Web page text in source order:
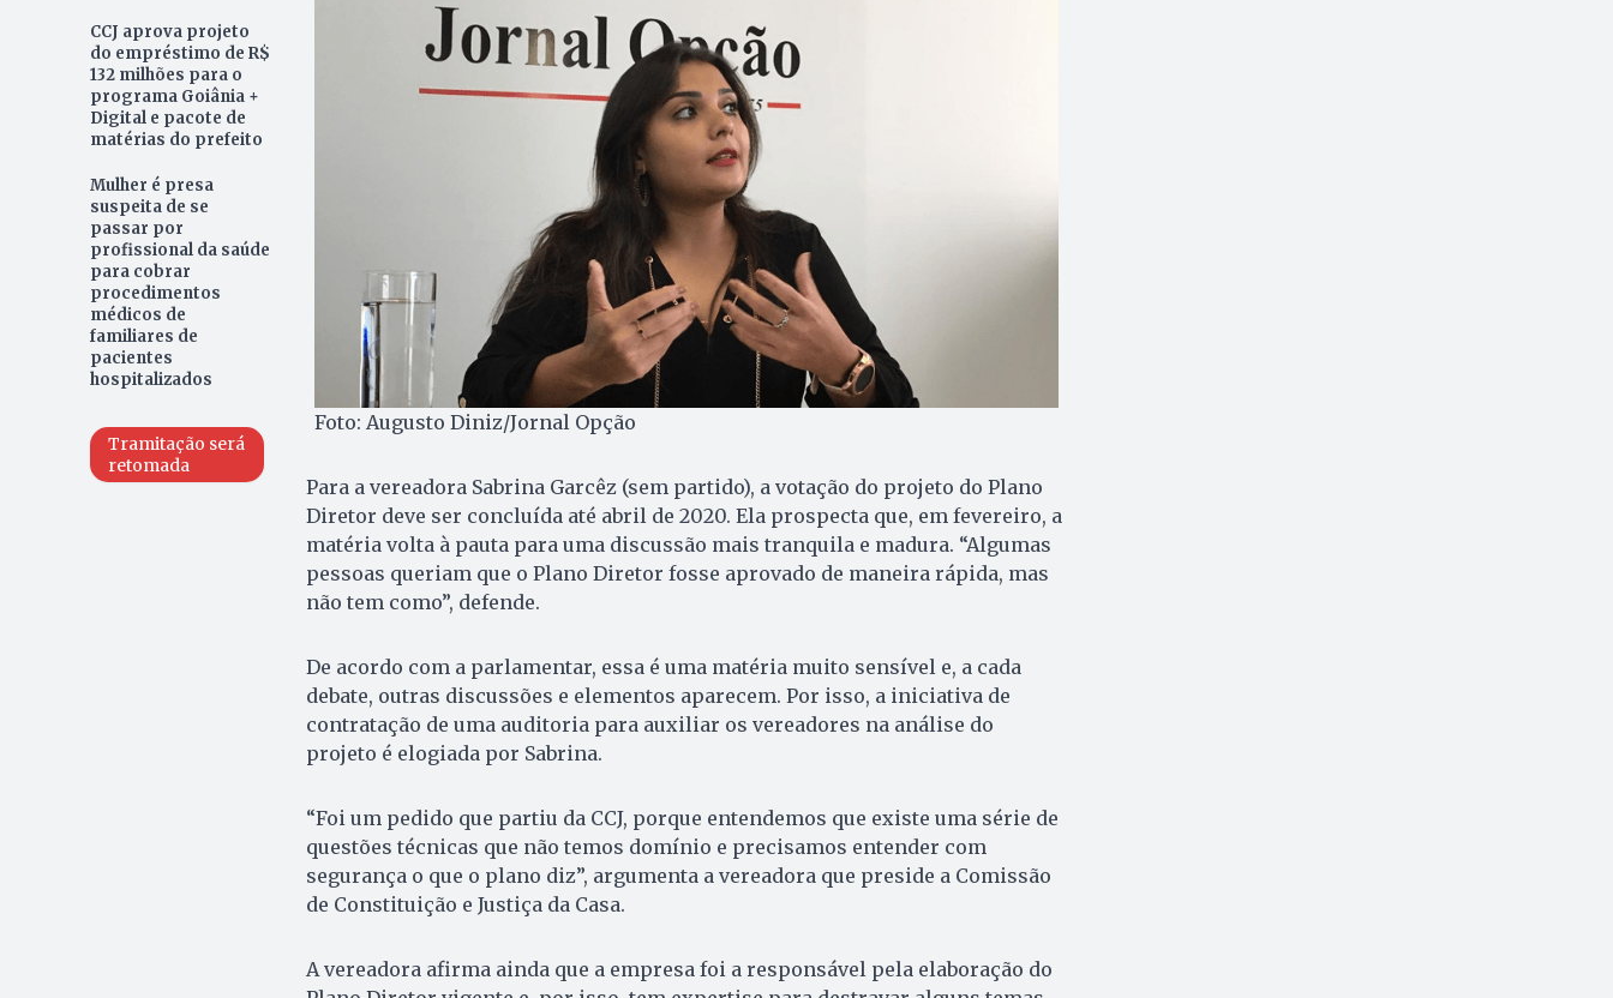
CCJ aprova projeto
do empréstimo de R$
132 milhões para o
programa Goiânia +
Digital e pacote de
matérias do prefeito
Mulher é presa
suspeita de se
passar por
profissional da saúde
para cobrar
procedimentos
médicos de
familiares de
pacientes
hospitalizados
Tramitação será
retomada
Foto: Augusto Diniz/Jornal Opção
Para a vereadora Sabrina Garcêz (sem partido), a votação do projeto do Plano
Diretor deve ser concluída até abril de 2020. Ela prospecta que, em fevereiro, a
matéria volta à pauta para uma discussão mais tranquila e madura. “Algumas
pessoas queriam que o Plano Diretor fosse aprovado de maneira rápida, mas
não tem como”, defende.
De acordo com a parlamentar, essa é uma matéria muito sensível e, a cada
debate, outras discussões e elementos aparecem. Por isso, a iniciativa de
contratação de uma auditoria para auxiliar os vereadores na análise do
projeto é elogiada por Sabrina.
“Foi um pedido que partiu da CCJ, porque entendemos que existe uma série de
questões técnicas que não temos domínio e precisamos entender com
segurança o que o plano diz”, argumenta a vereadora que preside a Comissão
de Constituição e Justiça da Casa.
A vereadora afirma ainda que a empresa foi a responsável pela elaboração do